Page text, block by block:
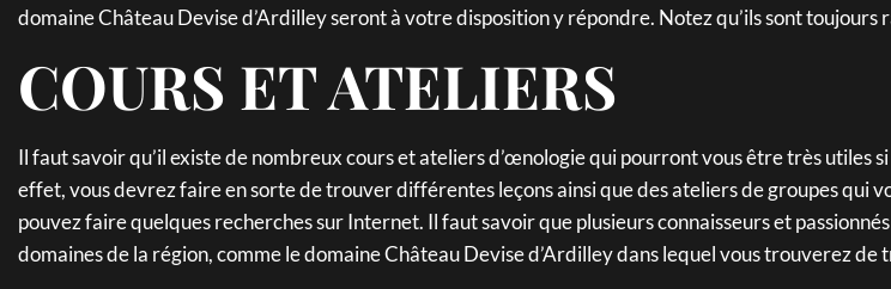
domaine Château Devise d’Ardilley seront à votre disposition y répondre. Notez qu’ils sont toujours
COURS ET ATELIERS
Il faut savoir qu’il existe de nombreux cours et ateliers d’œnologie qui pourront vous être très utiles
effet, vous devrez faire en sorte de trouver différentes leçons ainsi que des ateliers de groupes qui
pouvez faire quelques recherches sur Internet. Il faut savoir que plusieurs connaisseurs et
domaines de la région, comme le domaine Château Devise d’Ardilley dans lequel vous trouverez de